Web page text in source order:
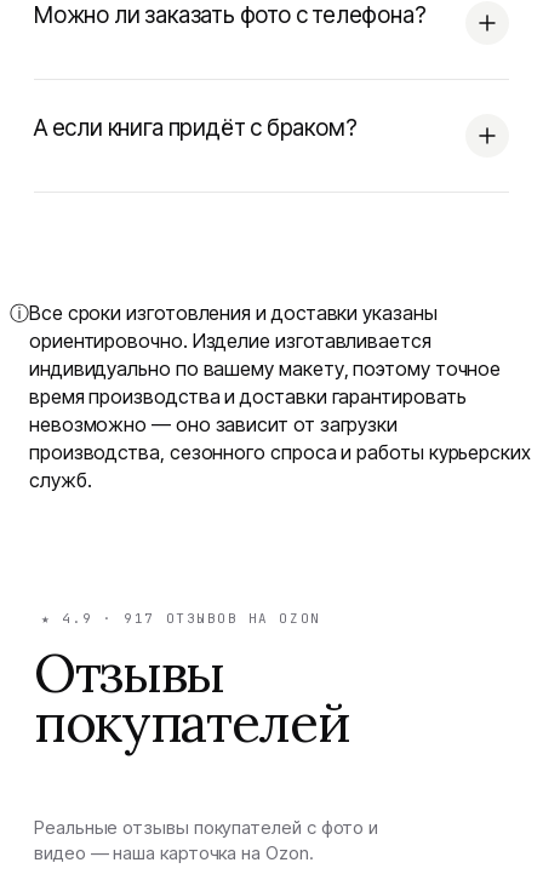
Можно ли заказать фото с телефона?
А если книга придёт с браком?
ⓘВсе сроки изготовления и доставки указаны
ориентировочно. Изделие изготавливается
индивидуально по вашему макету, поэтому точное
время производства и доставки гарантировать
невозможно — оно зависит от загрузки
производства, сезонного спроса и работы курьерских
служб.
★ 4.9 · 917 ОТЗЫВОВ НА OZON
Отзывы
покупателей
Реальные отзывы покупателей с фото и
видео — наша карточка на Ozon.